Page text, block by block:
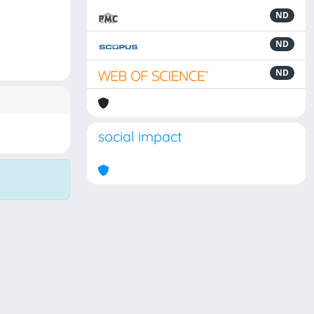
ND
ND
ND
social impact